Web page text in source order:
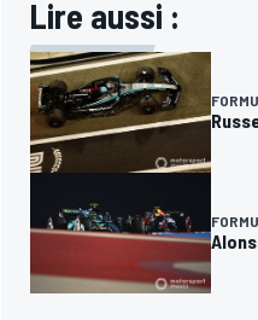
Lire aussi :